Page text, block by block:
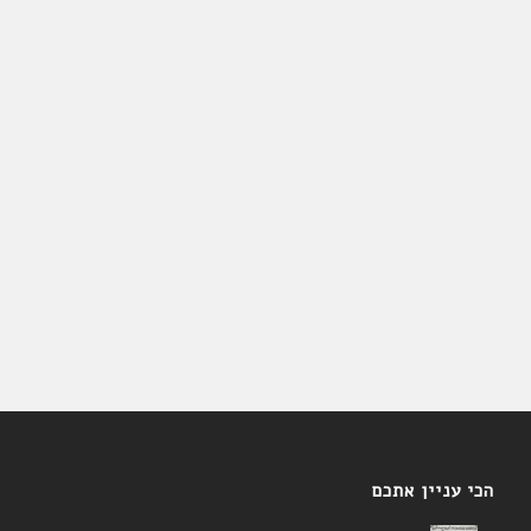
הכי עניין אתכם